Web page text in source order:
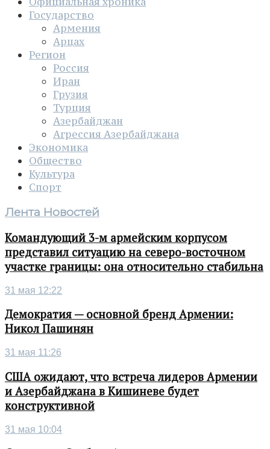
Государство
Армения
Арцах
Регион
Россия
Иран
Грузия
Турция
Азербайджан
Агрессия Азербайджана
Экономика
Общество
Культура
Спорт
Лента Новостей
Командующий 3-м армейским корпусом
представил ситуацию на северо-восточном
участке границы: она относительно стабильна
31 мая 12:22
Демократия — основной бренд Армении:
Никол Пашинян
31 мая 11:26
США ожидают, что встреча лидеров Армении
и Азербайджана в Кишиневе будет
конструктивной
31 мая 10:04